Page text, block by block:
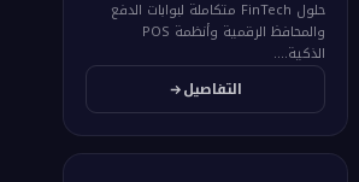
حلول FinTech متكاملة لبوابات الدفع
والمحافظ الرقمية وأنظمة POS
الذكية....
التفاصيل